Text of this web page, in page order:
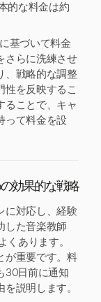
的な料金は約
基づいて料金
さらに洗練させ
、戦略的な調整
性を反映するこ
ることで、キャ
って料金を設
効果的な戦略
に対応し、経験
した音楽教師
くあります。
が重要です。料
30日前に通知
説明します。